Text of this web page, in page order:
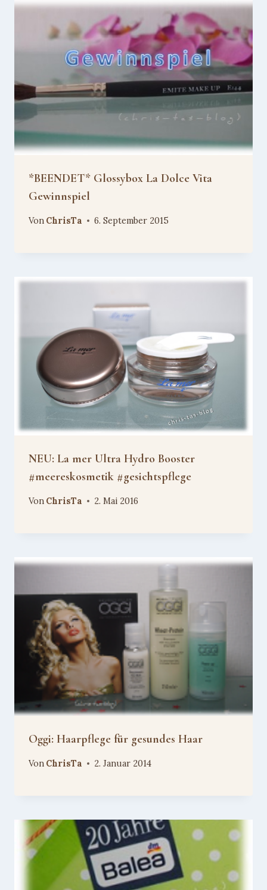
*BEENDET* Glossybox La Dolce Vita
Gewinnspiel
Von ChrisTa 6. September 2015
NEU: La mer Ultra Hydro Booster
#meereskosmetik #gesichtspflege
Von ChrisTa 2. Mai 2016
Oggi: Haarpflege für gesundes Haar
Von ChrisTa 2. Januar 2014